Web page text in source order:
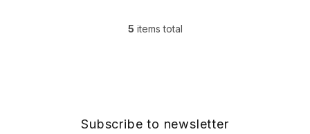
L
c
5 items total
Subscribe to newsletter